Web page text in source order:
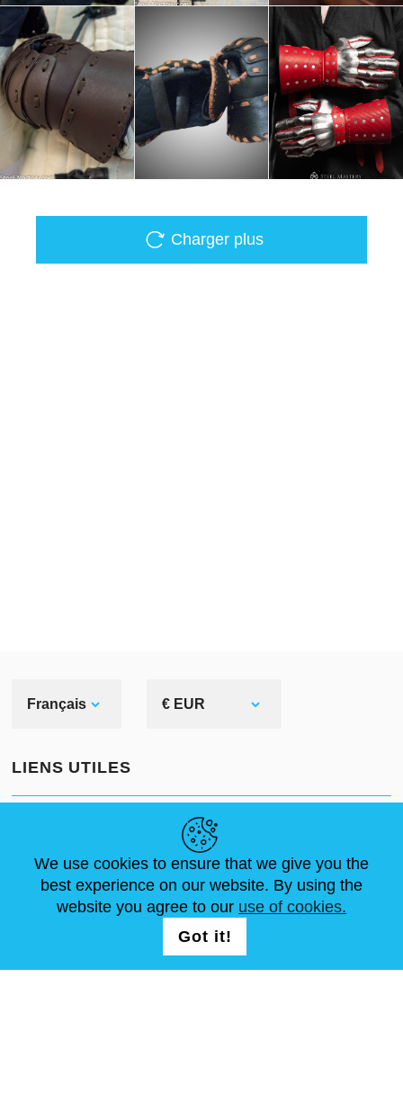
Charger plus
Français € EUR
LIENS UTILES
ABOUT USDIMENSIONS
NOUS CONTACTER
NOUS SUIVRE
REGISTRATION
We use cookies to ensure that we give you the
best experience on our website. By using the
website you agree to our use of cookies.
Got it!